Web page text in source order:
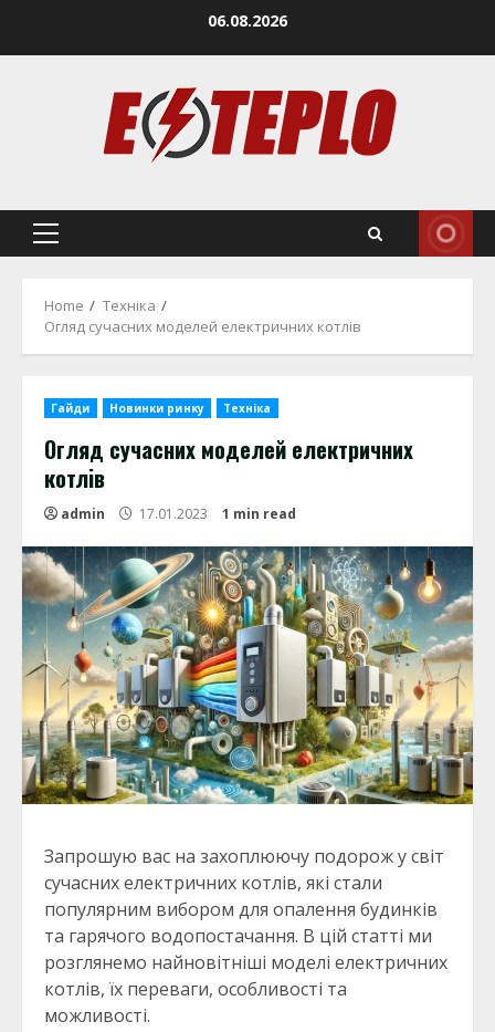
06.08.2026
Primary
Home
Техніка
Огляд сучасних моделей електричних котлів
Гайди Новинки ринку Техніка
Огляд сучасних моделей електричних
котлів
admin 17.01.2023 1 min read
Запрошую вас на захоплюючу подорож у світ
сучасних електричних котлів, які стали
популярним вибором для опалення будинків
та гарячого водопостачання. В цій статті ми
розглянемо найновітніші моделі електричних
котлів, їх переваги, особливості та
можливості.